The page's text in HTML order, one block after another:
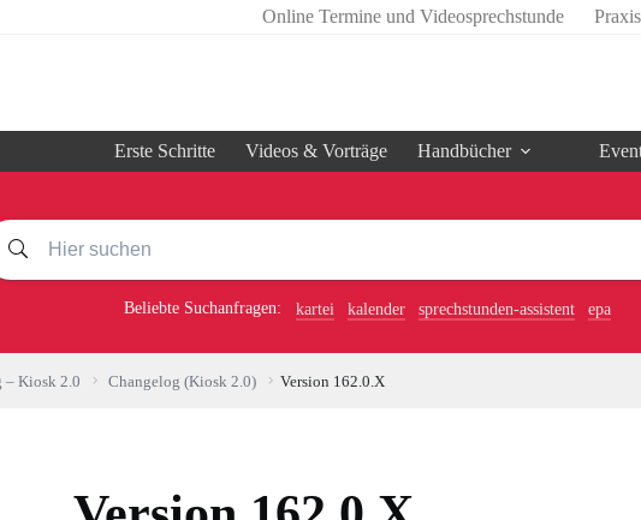
Online Termine und Videosprechstunde
Erste Schritte Videos & Vorträge Handbücher
Beliebte Suchanfragen: kartei kalender sprechstunden-assistent epa
– Kiosk 2.0 Changelog (Kiosk 2.0) Version 162.0.X